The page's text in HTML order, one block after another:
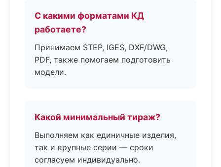
С какими форматами КД
работаете?
Принимаем STEP, IGES, DXF/DWG,
PDF, также помогаем подготовить
модели.
Какой минимальный тираж?
Выполняем как единичные изделия,
так и крупные серии — сроки
согласуем индивидуально.